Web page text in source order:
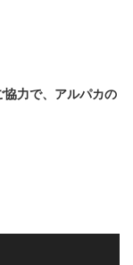
力で、アルパカの